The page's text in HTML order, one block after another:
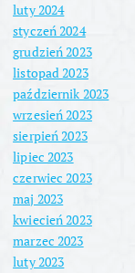
luty 2024
styczeń 2024
grudzień 2023
listopad 2023
październik 2023
wrzesień 2023
sierpień 2023
lipiec 2023
czerwiec 2023
maj 2023
kwiecień 2023
marzec 2023
luty 2023